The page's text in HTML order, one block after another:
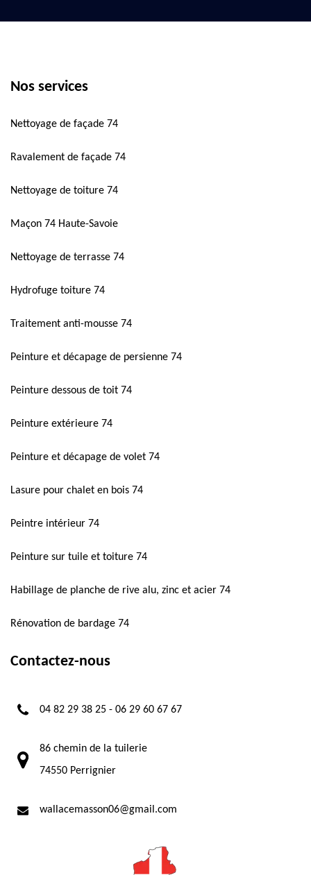
Nos services
Nettoyage de façade 74
Ravalement de façade 74
Nettoyage de toiture 74
Maçon 74 Haute-Savoie
Nettoyage de terrasse 74
Hydrofuge toiture 74
Traitement anti-mousse 74
Peinture et décapage de persienne 74
Peinture dessous de toit 74
Peinture extérieure 74
Peinture et décapage de volet 74
Lasure pour chalet en bois 74
Peintre intérieur 74
Peinture sur tuile et toiture 74
Habillage de planche de rive alu, zinc et acier 74
Rénovation de bardage 74
Contactez-nous
04 82 29 38 25 - 06 29 60 67 67
86 chemin de la tuilerie
74550 Perrignier
wallacemasson06@gmail.com